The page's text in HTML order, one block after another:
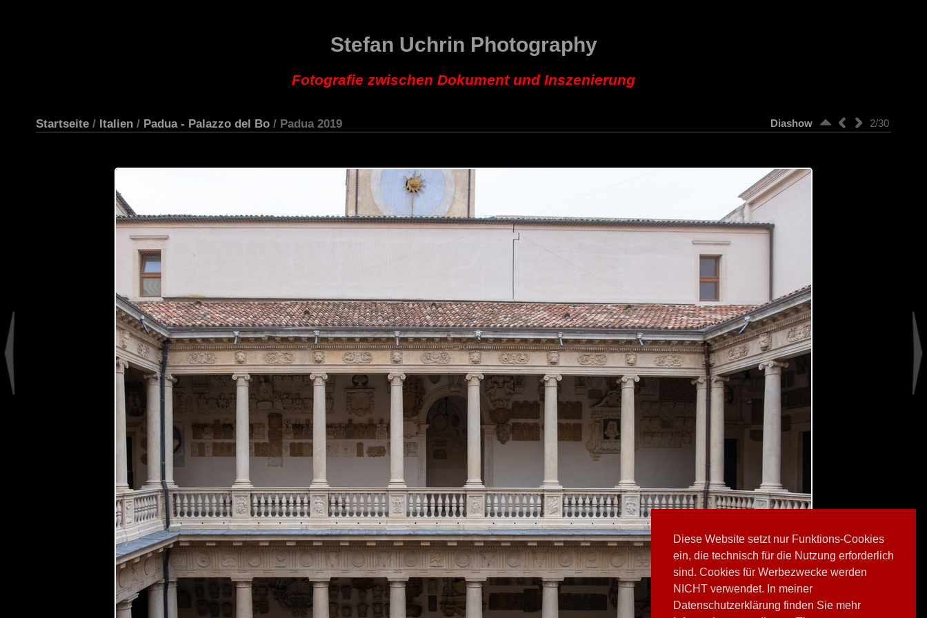
Diese Website setzt nur Funktions-Cookies
ein, die technisch für die Nutzung erforderlich
sind. Cookies für Werbezwecke werden
NICHT verwendet. In meiner
Datenschutzerklärung finden Sie mehr
Stefan Uchrin Photography
Fotografie zwischen Dokument und Inszenierung
Startseite / Italien / Padua - Palazzo del Bo / Padua 2019 2/30
Diashow